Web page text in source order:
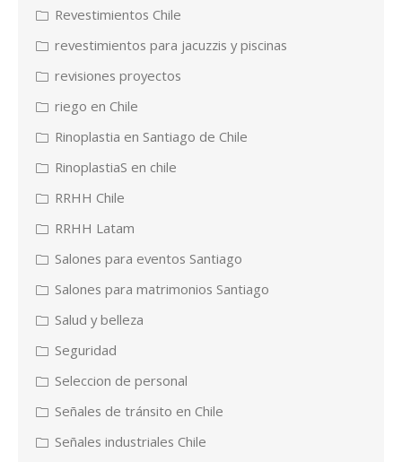
Revestimientos Chile
revestimientos para jacuzzis y piscinas
revisiones proyectos
riego en Chile
Rinoplastia en Santiago de Chile
RinoplastiaS en chile
RRHH Chile
RRHH Latam
Salones para eventos Santiago
Salones para matrimonios Santiago
Salud y belleza
Seguridad
Seleccion de personal
Señales de tránsito en Chile
Señales industriales Chile